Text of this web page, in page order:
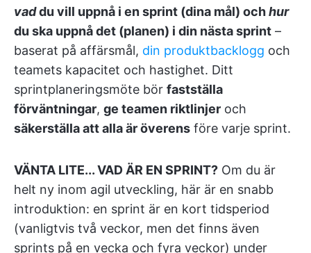
vaddu vill uppnå i en sprint (dina mål) ochhur
du ska uppnå det (planen) i din nästa sprint –
baserat på affärsmål, din produktbacklogg och
teamets kapacitet och hastighet. Ditt
sprintplaneringsmöte bör fastställa
förväntningar, ge teamen riktlinjer och
säkerställa att alla är överens före varje sprint.
VÄNTA LITE... VAD ÄR EN SPRINT? Om du är
helt ny inom agil utveckling, här är en snabb
introduktion: en sprint är en kort tidsperiod
(vanligtvis två veckor, men det finns även
sprints på en vecka och fyra veckor) under